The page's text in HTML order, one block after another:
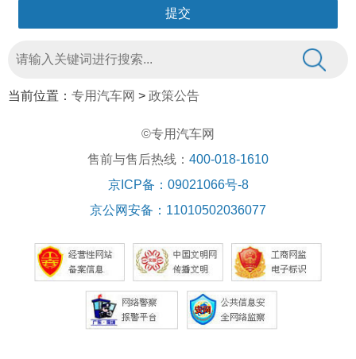
当前位置： 专用汽车网 > 政策公告
©专用汽车网
售前与售后热线： 400-018-1610
京ICP备：09021066号-8
京公网安备：11010502036077